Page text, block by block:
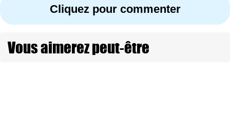
Cliquez pour commenter
Vous aimerez peut-être